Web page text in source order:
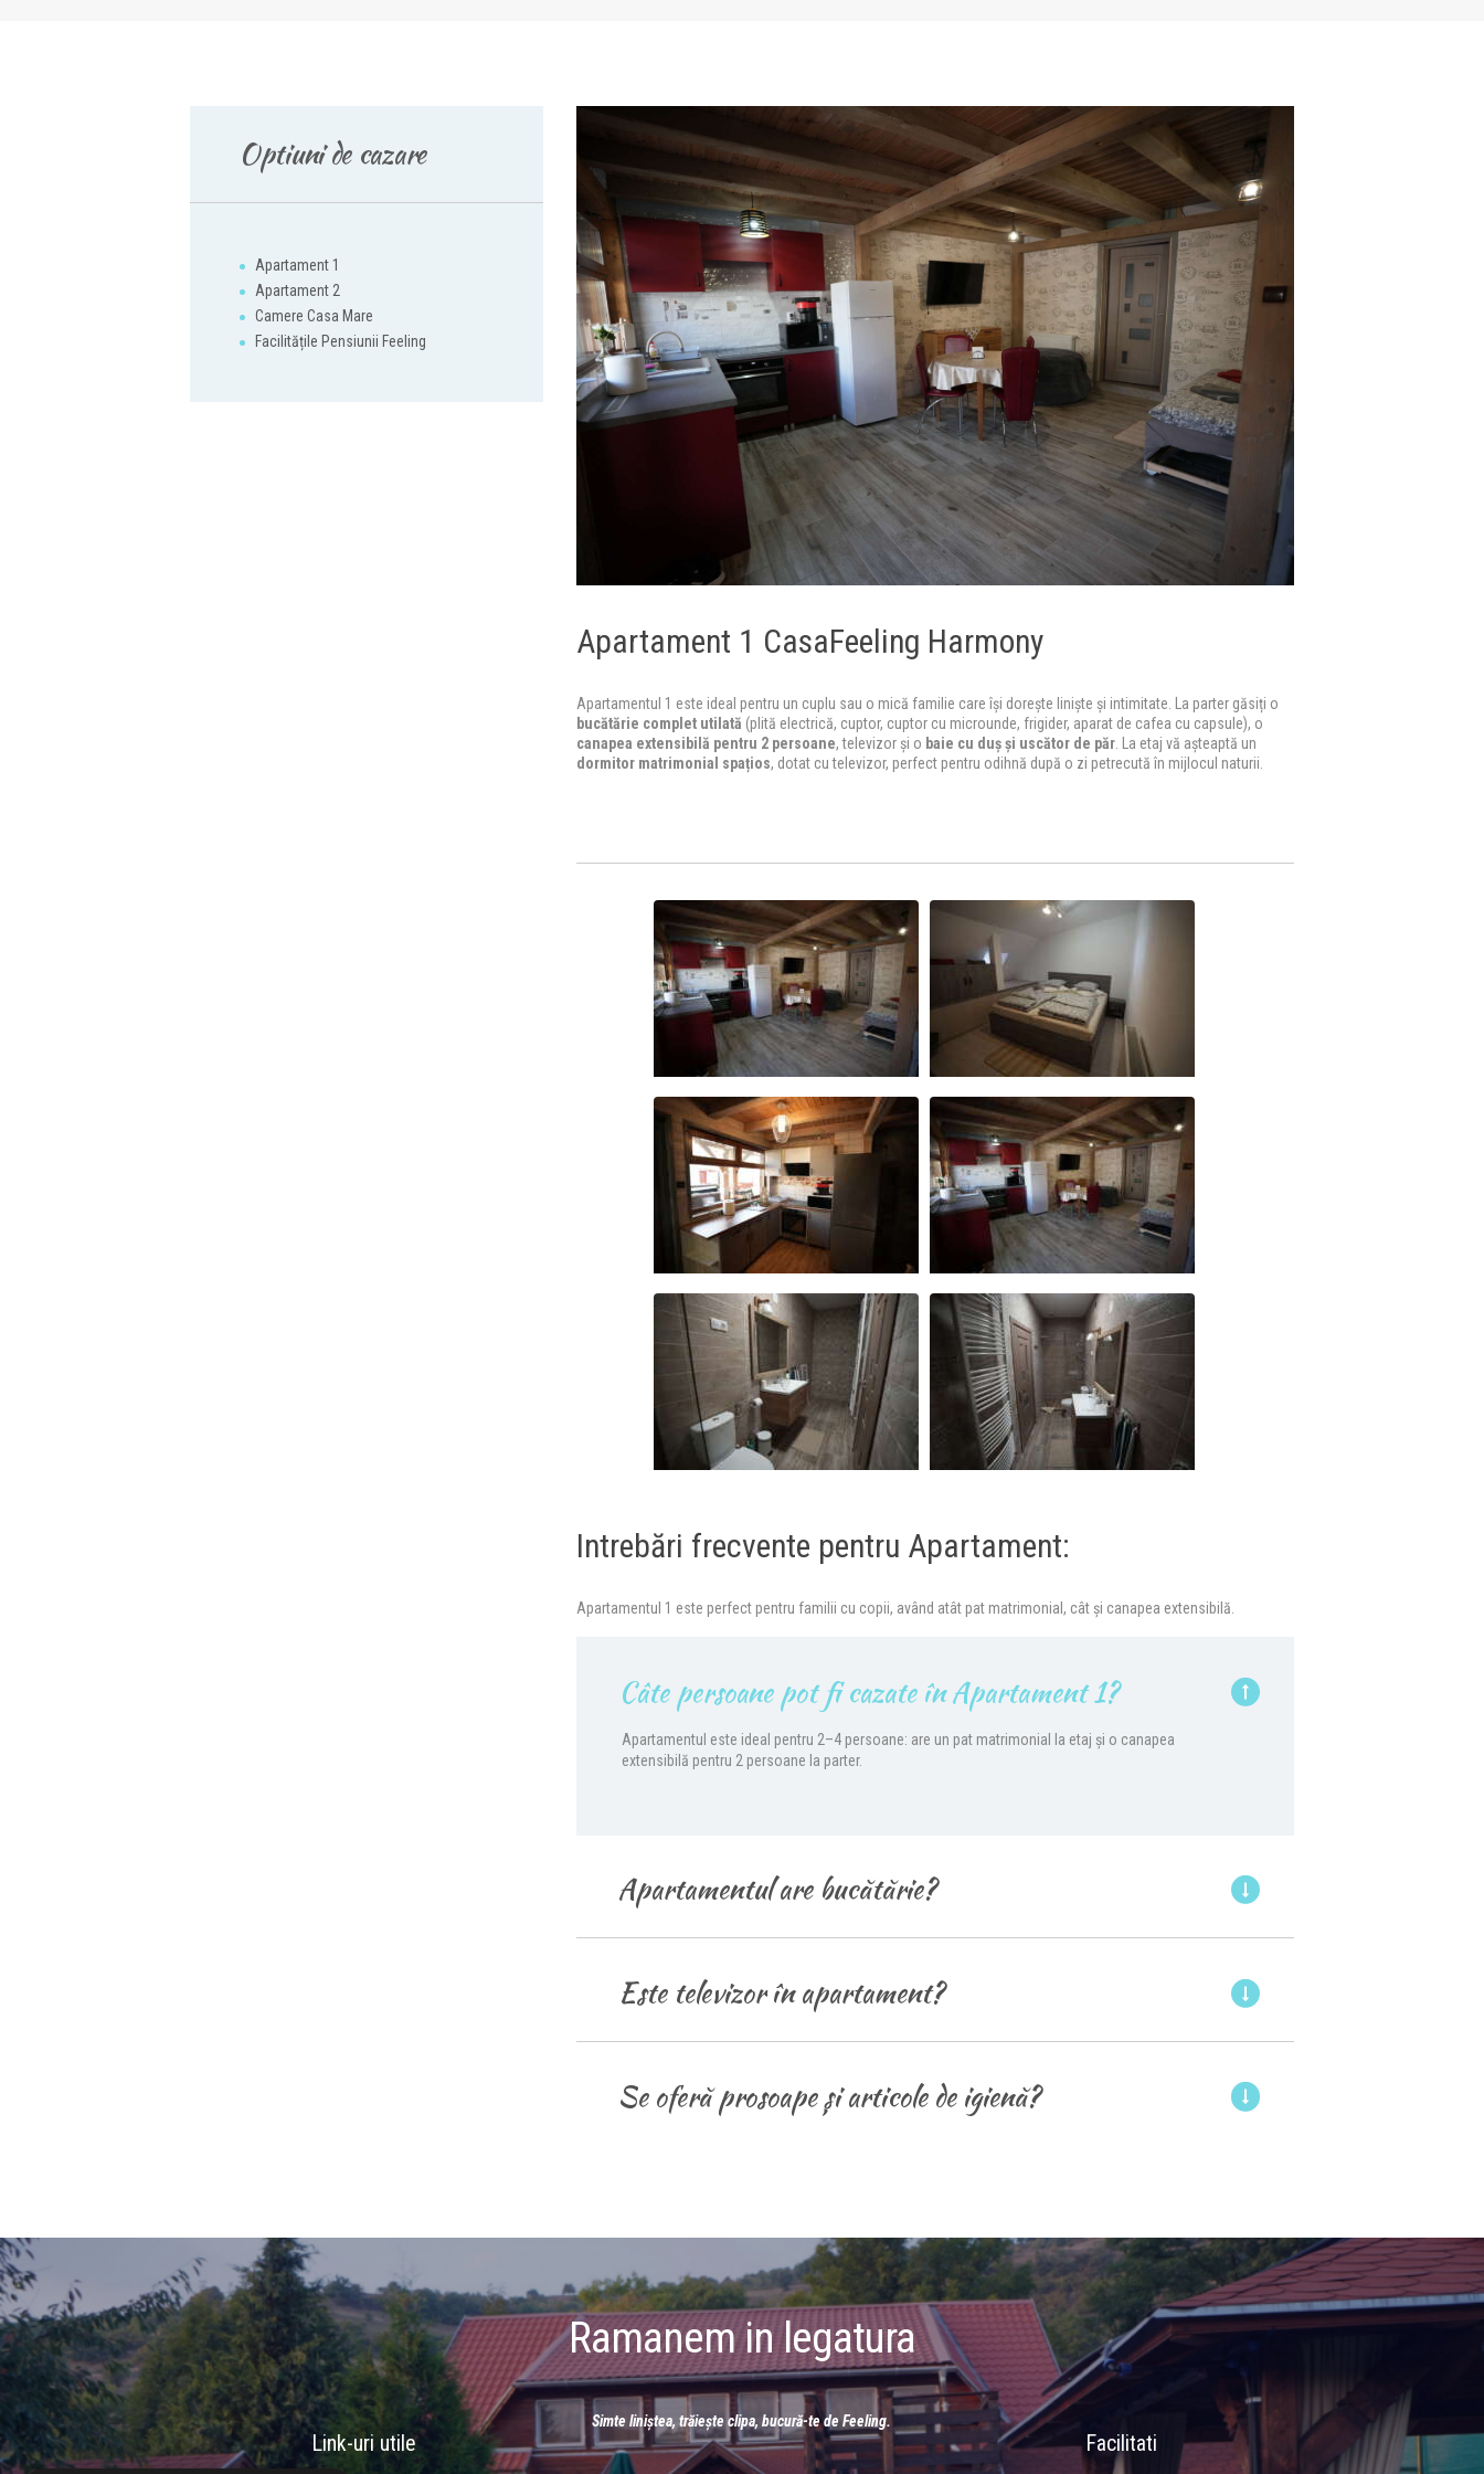
Apartament 1 CasaFeeling Harmony
Apartamentul 1 este ideal pentru un cuplu sau o mică familie care își dorește liniște și intimitate. La parter găsiți o
bucătărie complet utilată (plită electrică, cuptor, cuptor cu microunde, frigider, aparat de cafea cu capsule), o
canapea extensibilă pentru 2 persoane, televizor și o baie cu duș și uscător de păr . La etaj vă așteaptă un
dormitor matrimonial spațios, dotat cu televizor, perfect pentru odihnă după o zi petrecută în mijlocul naturii.
Intrebări frecvente pentru Apartament:
Apartamentul 1 este perfect pentru familii cu copii, având atât pat matrimonial, cât și canapea extensibilă.
Câte persoane pot fi cazate în Apartament 1?
Apartamentul este ideal pentru 2–4 persoane: are un pat matrimonial la etaj și o canapea
extensibilă pentru 2 persoane la parter.
Apartamentul are bucătărie?
Este televizor în apartament?
Se oferă prosoape și articole de igienă?
Optiuni de cazare
Apartament 1
Apartament 2
Camere Casa Mare
Facilitățile Pensiunii Feeling
Ramanem in legatura
Link-uri utile
Simte liniștea, trăiește clipa, bucură-te de Feeling.
Facilitati